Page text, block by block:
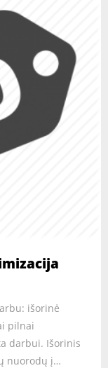
išorinė
pilnai
darbui. Išorinis
nuorodų į…